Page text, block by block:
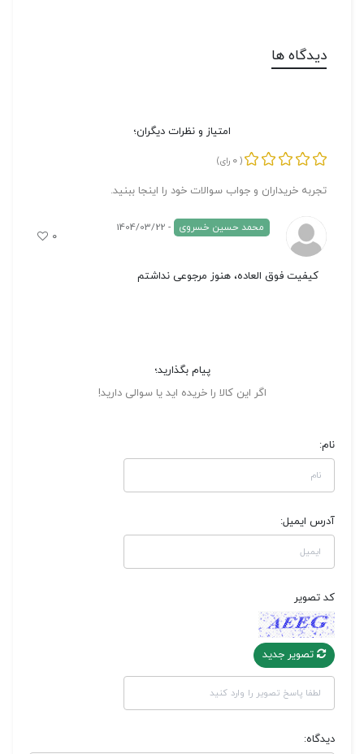
دیدگاه ها
امتیاز و نظرات دیگران؛
(
0 رای)
تجربه خریداران و جواب سوالات خود را اینجا ببنید.
محمد حسین خسروی - 1404/03/22
کیفیت فوق العاده، هنوز مرجوعی نداشتم
۰
پیام بگذارید؛
اگر این کالا را خریده اید یا سوالی دارید!
نام:
آدرس ایمیل:
کد تصویر
تصویر جدید
دیدگاه: